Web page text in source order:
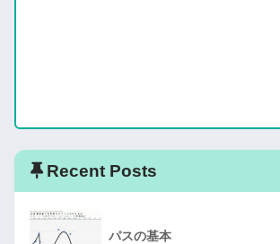
Recent Posts
パスの基本